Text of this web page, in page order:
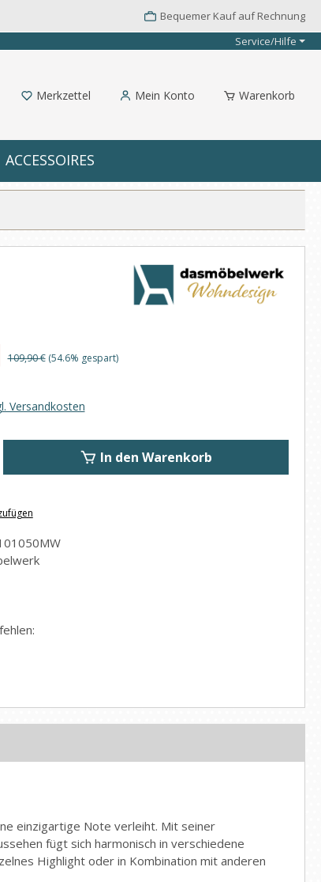
Bequemer Kauf auf Rechnung
Service/Hilfe
Merkzettel Mein Konto Warenkorb
ACCESSOIRES
Regulärer Preis:
109,90 € (54.6% gespart)
Versandkosten
gewünschten Wert ein oder benutze die Schaltflächen um
In den Warenkorb
einzigartige Note verleiht. Mit seiner
fügt sich harmonisch in verschiedene
Highlight oder in Kombination mit anderen